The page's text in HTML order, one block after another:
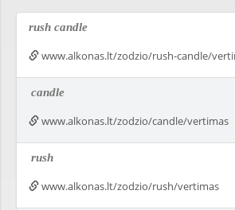
rush candle
www.alkonas.lt/zodzio/rush-candle/
candle
www.alkonas.lt/zodzio/candle/vertimas
rush
www.alkonas.lt/zodzio/rush/vertimas